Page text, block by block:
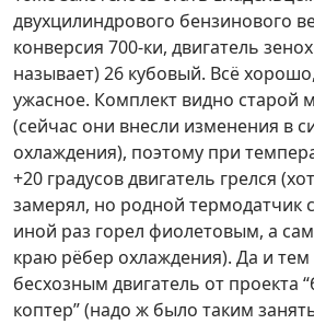
двухцилиндрового бензинового
конверсия 700-ки, двигатель
называет) 26 кубовый. Всё
ужасное. Комплект видно старой
(сейчас они внесли изменения в
охлаждения), поэтому при
+20 градусов двигатель грелся
замерял, но родной термодатчик
иной раз горел фиолетовым, а
краю рёбер охлаждения). Да и тем
бесхозным двигатель от проекта
коптер” (надо ж было таким